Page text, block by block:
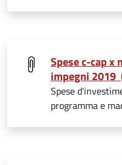
Spese c-cap x
impegni 2019
Spese
programma e